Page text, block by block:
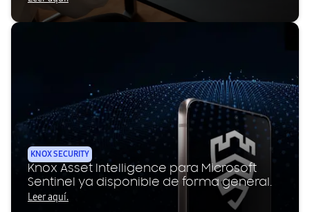
KNOX SECURITY
Knox Asset Intelligence para Microsoft
Sentinel ya disponible de forma general.
Leer aquí.